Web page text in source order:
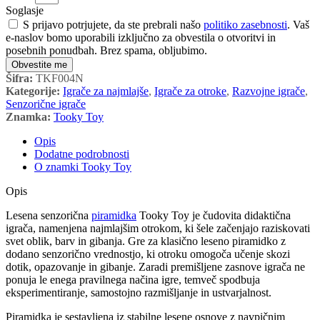
Soglasje
S prijavo potrjujete, da ste prebrali našo politiko zasebnosti. Vaš
e-naslov bomo uporabili izključno za obvestila o otvoritvi in
posebnih ponudbah. Brez spama, obljubimo.
Obvestite me
Šifra: TKF004N
Kategorije: Igrače za najmlajše, Igrače za otroke, Razvojne igrače,
Senzorične igrače
Znamka: Tooky Toy
Opis
Dodatne podrobnosti
O znamki Tooky Toy
Opis
Lesena senzorična piramidka Tooky Toy je čudovita didaktična
igrača, namenjena najmlajšim otrokom, ki šele začenjajo raziskovati
svet oblik, barv in gibanja. Gre za klasično leseno piramidko z
dodano senzorično vrednostjo, ki otroku omogoča učenje skozi
dotik, opazovanje in gibanje. Zaradi premišljene zasnove igrača ne
ponuja le enega pravilnega načina igre, temveč spodbuja
eksperimentiranje, samostojno razmišljanje in ustvarjalnost.
Piramidka je sestavljena iz stabilne lesene osnove z navpičnim